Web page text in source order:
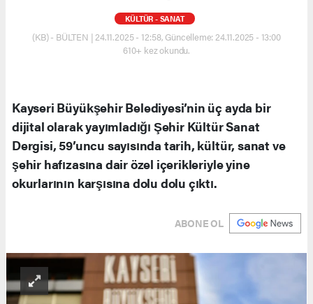
KÜLTÜR - SANAT
(KB) - BÜLTEN | 24.11.2025 - 12:58, Güncelleme: 24.11.2025 - 13:00
610+ kez okundu.
Kayseri Büyükşehir Belediyesi’nin üç ayda bir
dijital olarak yayımladığı Şehir Kültür Sanat
Dergisi, 59’uncu sayısında tarih, kültür, sanat ve
şehir hafızasına dair özel içerikleriyle yine
okurlarının karşısına dolu dolu çıktı.
ABONE OL